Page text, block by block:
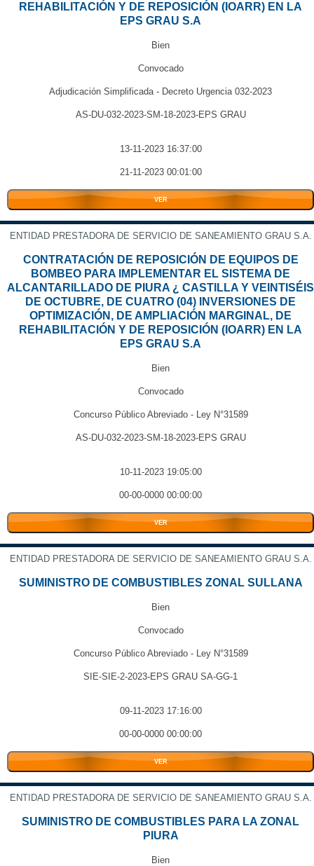
REHABILITACIÓN Y DE REPOSICIÓN (IOARR) EN LA
EPS GRAU S.A
Bien
Convocado
Adjudicación Simplificada - Decreto Urgencia 032-2023
AS-DU-032-2023-SM-18-2023-EPS GRAU
13-11-2023 16:37:00
21-11-2023 00:01:00
VER
ENTIDAD PRESTADORA DE SERVICIO DE SANEAMIENTO GRAU S.A.
CONTRATACIÓN DE REPOSICIÓN DE EQUIPOS DE
BOMBEO PARA IMPLEMENTAR EL SISTEMA DE
ALCANTARILLADO DE PIURA ¿ CASTILLA Y VEINTISÉIS
DE OCTUBRE, DE CUATRO (04) INVERSIONES DE
OPTIMIZACIÓN, DE AMPLIACIÓN MARGINAL, DE
REHABILITACIÓN Y DE REPOSICIÓN (IOARR) EN LA
EPS GRAU S.A
Bien
Convocado
Concurso Público Abreviado - Ley N°31589
AS-DU-032-2023-SM-18-2023-EPS GRAU
10-11-2023 19:05:00
00-00-0000 00:00:00
VER
ENTIDAD PRESTADORA DE SERVICIO DE SANEAMIENTO GRAU S.A.
SUMINISTRO DE COMBUSTIBLES ZONAL SULLANA
Bien
Convocado
Concurso Público Abreviado - Ley N°31589
SIE-SIE-2-2023-EPS GRAU SA-GG-1
09-11-2023 17:16:00
00-00-0000 00:00:00
VER
ENTIDAD PRESTADORA DE SERVICIO DE SANEAMIENTO GRAU S.A.
SUMINISTRO DE COMBUSTIBLES PARA LA ZONAL
PIURA
Bien